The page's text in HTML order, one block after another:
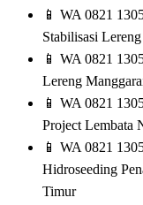
📱 WA 0821
Stabilisasi
📱 WA 0821
Lereng
📱 WA 0821
Project Lembata
📱 WA 0821
Hidroseeding
Timur